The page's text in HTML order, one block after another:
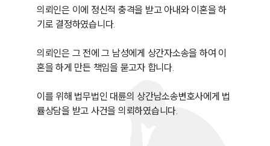
의뢰인은 이에 정신적 충격을 받고 아내와 이혼을 하
기로 결정하였습니다.
의뢰인은 그 전에 그 남성에게 상간자소송을 하여 이
혼을 하게 만든 책임을 묻고자 합니다.
이를 위해 법무법인 대륜의 상간남소송변호사에게 법
률상담을 받고 사건을 의뢰하였습니다.